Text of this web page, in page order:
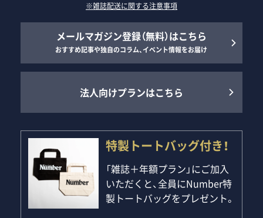
※雑誌配送に関する注意事項
メールマガジン登録（無料）はこちら
おすすめ記事や独自のコラム、イベント情報をお届け
法人向けプランはこちら
特製トートバッグ付き！
「雑誌＋年額プラン」にご加入
いただくと、全員にNumber特
製トートバッグをプレゼント。